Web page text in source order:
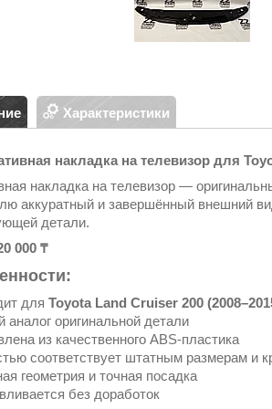
Характеристики
накладка на телевизор для
накладка на телевизор —
аккуратный и завершённый внешний
детали.
000 ₸
для Toyota Land Cruiser 200
оригинальной детали
из качественного ABS-пластика
соответствует штатным размерам и
геометрия и точная посадка
без доработок